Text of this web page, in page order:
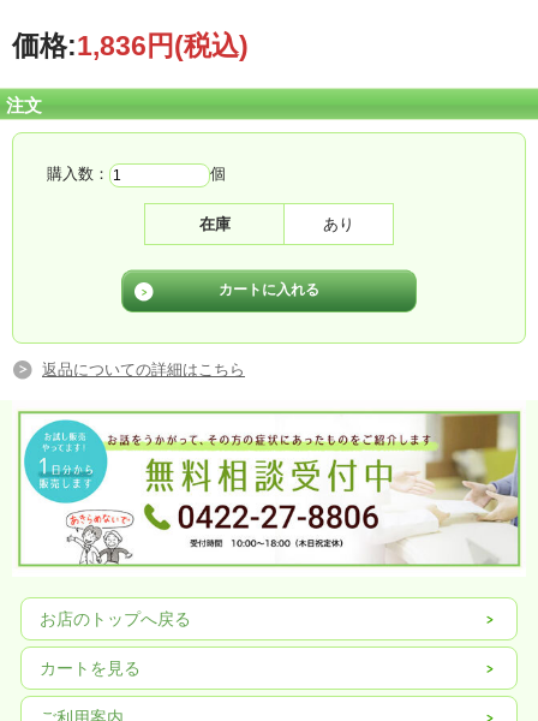
価格:1,836円(税込)
注文
購入数： 個
在庫 あり
返品についての詳細はこちら
お店のトップへ戻る
カートを見る
ご利用案内